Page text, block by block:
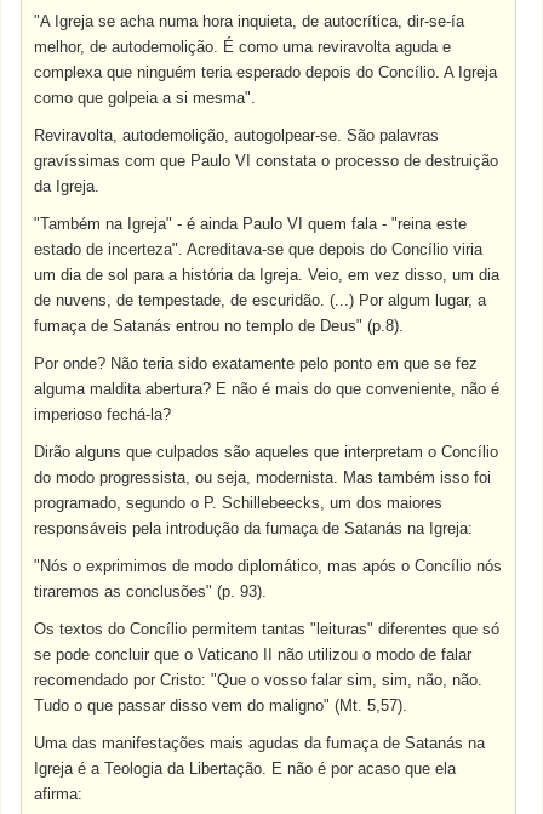
"A Igreja se acha numa hora inquieta, de autocrítica, dir-se-ía
melhor, de autodemolição. É como uma reviravolta aguda e
complexa que ninguém teria esperado depois do Concílio. A Igreja
como que golpeia a si mesma".
Reviravolta, autodemolição, autogolpear-se. São palavras
gravíssimas com que Paulo VI constata o processo de destruição
da Igreja.
"Também na Igreja" - é ainda Paulo VI quem fala - "reina este
estado de incerteza". Acreditava-se que depois do Concílio viria
um dia de sol para a história da Igreja. Veio, em vez disso, um dia
de nuvens, de tempestade, de escuridão. (...) Por algum lugar, a
fumaça de Satanás entrou no templo de Deus" (p.8).
Por onde? Não teria sido exatamente pelo ponto em que se fez
alguma maldita abertura? E não é mais do que conveniente, não é
imperioso fechá-la?
Dirão alguns que culpados são aqueles que interpretam o Concílio
do modo progressista, ou seja, modernista. Mas também isso foi
programado, segundo o P. Schillebeecks, um dos maiores
responsáveis pela introdução da fumaça de Satanás na Igreja:
"Nós o exprimimos de modo diplomático, mas após o Concílio nós
tiraremos as conclusões" (p. 93).
Os textos do Concílio permitem tantas "leituras" diferentes que só
se pode concluir que o Vaticano II não utilizou o modo de falar
recomendado por Cristo: "Que o vosso falar sim, sim, não, não.
Tudo o que passar disso vem do maligno" (Mt. 5,57).
Uma das manifestações mais agudas da fumaça de Satanás na
Igreja é a Teologia da Libertação. E não é por acaso que ela
afirma: